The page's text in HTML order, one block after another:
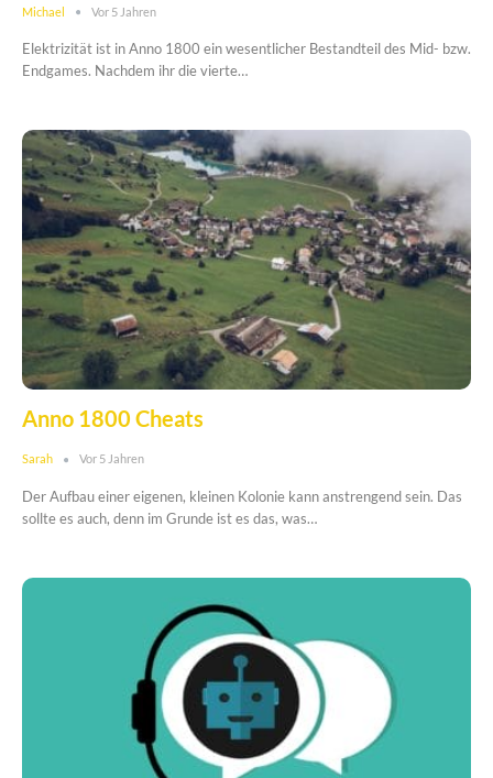
Michael Vor 5 Jahren
Elektrizität ist in Anno 1800 ein wesentlicher Bestandteil des Mid- bzw.
Endgames. Nachdem ihr die vierte…
Anno 1800 Cheats
Sarah Vor 5 Jahren
Der Aufbau einer eigenen, kleinen Kolonie kann anstrengend sein. Das
sollte es auch, denn im Grunde ist es das, was…